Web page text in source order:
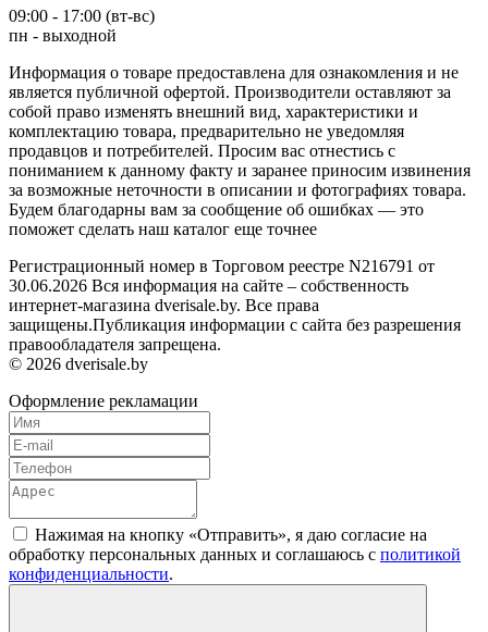
09:00 - 17:00 (вт-вс)
пн - выходной
Информация о товаре предоставлена для ознакомления и не
является публичной офертой. Производители оставляют за
собой право изменять внешний вид, характеристики и
комплектацию товара, предварительно не уведомляя
продавцов и потребителей. Просим вас отнестись с
пониманием к данному факту и заранее приносим извинения
за возможные неточности в описании и фотографиях товара.
Будем благодарны вам за сообщение об ошибках — это
поможет сделать наш каталог еще точнее
Регистрационный номер в Торговом реестре N216791 от
30.06.2026 Вся информация на сайте – собственность
интернет-магазина dverisale.by. Все права
защищены.Публикация информации с сайта без разрешения
правообладателя запрещена.
© 2026 dverisale.by
Оформление рекламации
Нажимая на кнопку «Отправить», я даю согласие на
обработку персональных данных и соглашаюсь c политикой
конфиденциальности.